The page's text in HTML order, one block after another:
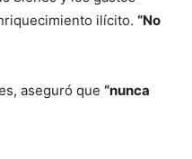
ilícito. “No
aseguró que “nunca